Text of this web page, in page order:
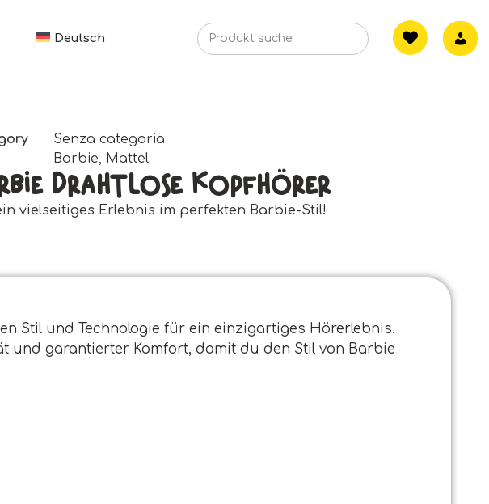
Deutsch
Senza categoria
Barbie, Mattel
Drahtlose Kopfhörer
vielseitiges Erlebnis im perfekten Barbie-Stil!
Stil und Technologie für ein einzigartiges Hörerlebnis.
und garantierter Komfort, damit du den Stil von Barbie